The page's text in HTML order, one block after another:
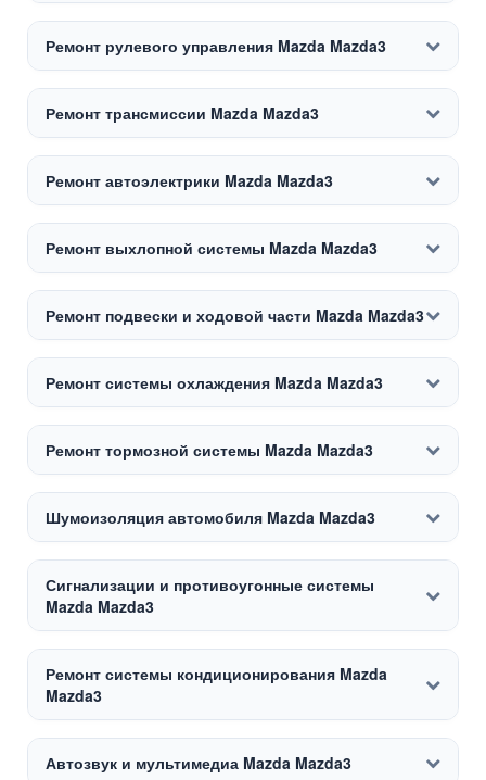
Ремонт рулевого управления Mazda Mazda3
Ремонт трансмиссии Mazda Mazda3
Ремонт автоэлектрики Mazda Mazda3
Ремонт выхлопной системы Mazda Mazda3
Ремонт подвески и ходовой части Mazda Mazda3
Ремонт системы охлаждения Mazda Mazda3
Ремонт тормозной системы Mazda Mazda3
Шумоизоляция автомобиля Mazda Mazda3
Сигнализации и противоугонные системы
Mazda Mazda3
Ремонт системы кондиционирования Mazda
Mazda3
Автозвук и мультимедиа Mazda Mazda3